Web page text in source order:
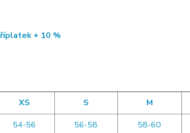
+ 10 %
XS S M
54-56 56-58 58-60